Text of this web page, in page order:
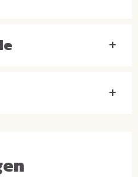
HAZELNOTEN, reform
E220 (SULFIET)).
muesli
+
+